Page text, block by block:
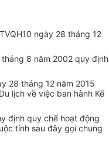
ngày 28 tháng 12
8 năm 2002 quy định
28 tháng 12 năm 2015
lịch về việc ban hành Kế
định quy chế hoạt động
tỉnh sau đây gọi chung